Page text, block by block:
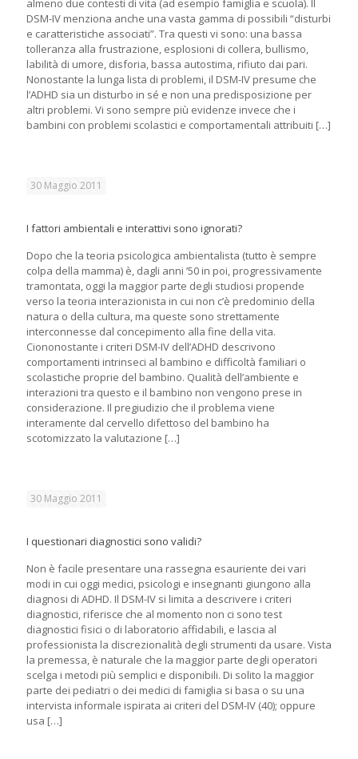
almeno due contesti di vita (ad esempio famiglia e scuola). Il
DSM-IV menziona anche una vasta gamma di possibili “disturbi
e caratteristiche associati”. Tra questi vi sono: una bassa
tolleranza alla frustrazione, esplosioni di collera, bullismo,
labilità di umore, disforia, bassa autostima, rifiuto dai pari.
Nonostante la lunga lista di problemi, il DSM-IV presume che
l’ADHD sia un disturbo in sé e non una predisposizione per
altri problemi. Vi sono sempre più evidenze invece che i
bambini con problemi scolastici e comportamentali attribuiti […]
30 Maggio 2011
I fattori ambientali e interattivi sono ignorati?
Dopo che la teoria psicologica ambientalista (tutto è sempre
colpa della mamma) è, dagli anni ’50 in poi, progressivamente
tramontata, oggi la maggior parte degli studiosi propende
verso la teoria interazionista in cui non c’è predominio della
natura o della cultura, ma queste sono strettamente
interconnesse dal concepimento alla fine della vita.
Ciononostante i criteri DSM-IV dell’ADHD descrivono
comportamenti intrinseci al bambino e difficoltà familiari o
scolastiche proprie del bambino. Qualità dell’ambiente e
interazioni tra questo e il bambino non vengono prese in
considerazione. Il pregiudizio che il problema viene
interamente dal cervello difettoso del bambino ha
scotomizzato la valutazione […]
30 Maggio 2011
I questionari diagnostici sono validi?
Non è facile presentare una rassegna esauriente dei vari
modi in cui oggi medici, psicologi e insegnanti giungono alla
diagnosi di ADHD. Il DSM-IV si limita a descrivere i criteri
diagnostici, riferisce che al momento non ci sono test
diagnostici fisici o di laboratorio affidabili, e lascia al
professionista la discrezionalità degli strumenti da usare. Vista
la premessa, è naturale che la maggior parte degli operatori
scelga i metodi più semplici e disponibili. Di solito la maggior
parte dei pediatri o dei medici di famiglia si basa o su una
intervista informale ispirata ai criteri del DSM-IV (40); oppure
usa […]